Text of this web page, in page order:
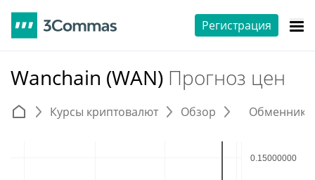
Регистрация
Wanchain (WAN) Прогноз цен
Курсы криптовалют Обзор